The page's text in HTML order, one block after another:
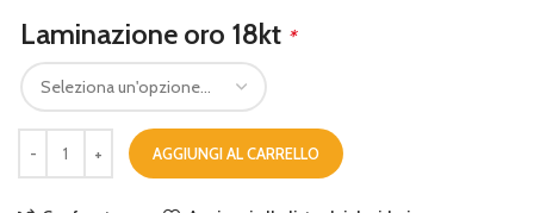
Laminazione oro 18kt *
AGGIUNGI AL CARRELLO